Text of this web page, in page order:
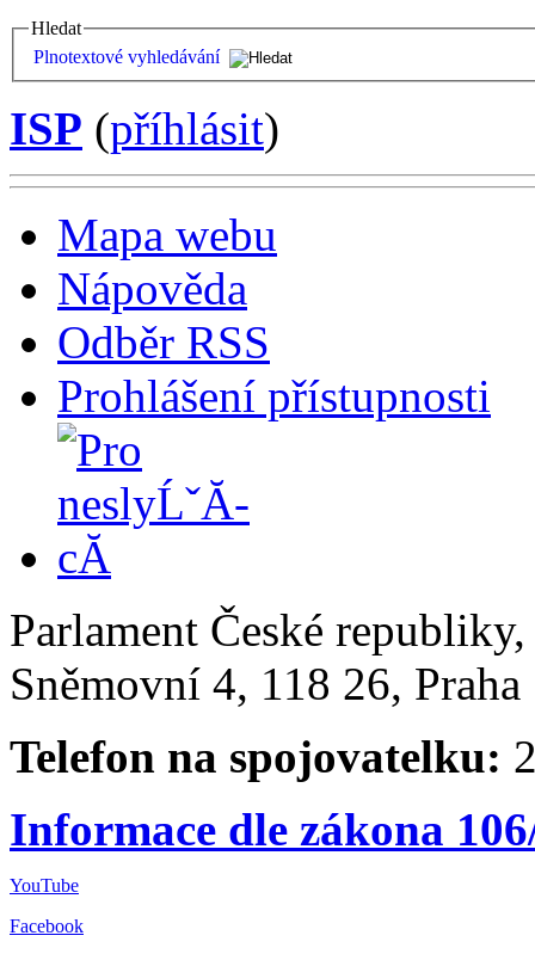
Hledat
Plnotextové vyhledávání
ISP (příhlásit)
Mapa webu
Nápověda
Odběr RSS
Prohlášení přístupnosti
Parlament České
Sněmovní 4, 118 26,
Telefon na spojovatelku:
Informace dle zákona
YouTube
Facebook